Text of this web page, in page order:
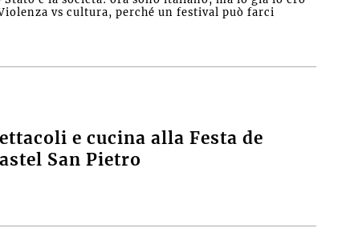
vs cultura, perché un festival può farci
e cucina alla Festa de
San Pietro